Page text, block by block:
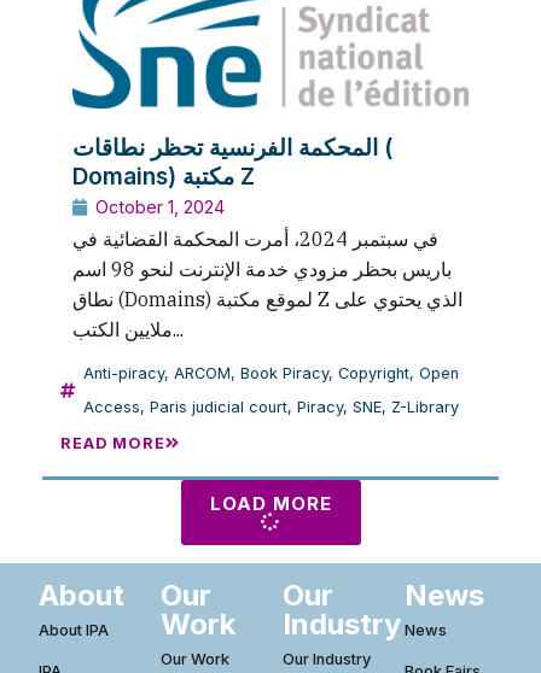
المحكمة الفرنسية تحظر نطاقات (
Domains) مكتبة Z
October 1, 2024
في سبتمبر 2024، أمرت المحكمة القضائية في
باريس بحظر مزودي خدمة الإنترنت لنحو 98 اسم
نطاق (Domains) لموقع مكتبة Z الذي يحتوي على
ملايين الكتب...
Anti-piracy, ARCOM, Book Piracy, Copyright, Open
Access, Paris judicial court, Piracy, SNE, Z-Library
READ MORE
LOAD MORE
About
About IPA
Our
Work
Our Work
Our
Industry
Our Industry
News
News